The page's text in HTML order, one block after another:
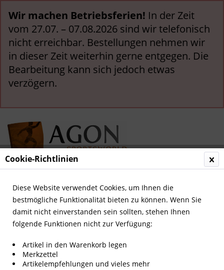
Wir machen Betriebsferien! In der Zeit
vom 27.07. – 07.08.2026 sind wir telefonisch
nicht erreichbar. Bestellungen nehmen wir
in dieser Zeit weiterhin gerne entgegen. Die
Bearbeitung kann sich jedoch etwas
verzögern.
Menü
Übersicht Deutsche Nationalspieler
Cookie-Richtlinien
Diese Website verwendet Cookies, um Ihnen die
bestmögliche Funktionalität bieten zu können. Wenn Sie
damit nicht einverstanden sein sollten, stehen Ihnen
folgende Funktionen nicht zur Verfügung:
Artikel in den Warenkorb legen
Merkzettel
Artikelempfehlungen und vieles mehr